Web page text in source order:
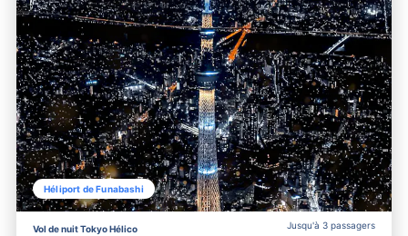
Héliport de Funabashi
Jusqu'à 3 passagers
Vol de nuit Tokyo Hélico